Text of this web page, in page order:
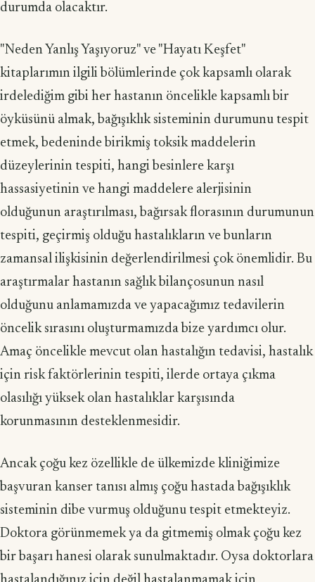
durumda olacaktır.
"Neden Yanlış Yaşıyoruz" ve "Hayatı Keşfet"
kitaplarımın ilgili bölümlerinde çok kapsamlı olarak
irdelediğim gibi her hastanın öncelikle kapsamlı bir
öyküsünü almak, bağışıklık sisteminin durumunu tespit
etmek, bedeninde birikmiş toksik maddelerin
düzeylerinin tespiti, hangi besinlere karşı
hassasiyetinin ve hangi maddelere alerjisinin
olduğunun araştırılması, bağırsak florasının durumunun
tespiti, geçirmiş olduğu hastalıkların ve bunların
zamansal ilişkisinin değerlendirilmesi çok önemlidir. Bu
araştırmalar hastanın sağlık bilançosunun nasıl
olduğunu anlamamızda ve yapacağımız tedavilerin
öncelik sırasını oluşturmamızda bize yardımcı olur.
Amaç öncelikle mevcut olan hastalığın tedavisi, hastalık
için risk faktörlerinin tespiti, ilerde ortaya çıkma
olasılığı yüksek olan hastalıklar karşısında
korunmasının desteklenmesidir.
Ancak çoğu kez özellikle de ülkemizde kliniğimize
başvuran kanser tanısı almış çoğu hastada bağışıklık
sisteminin dibe vurmuş olduğunu tespit etmekteyiz.
Doktora görünmemek ya da gitmemiş olmak çoğu kez
bir başarı hanesi olarak sunulmaktadır. Oysa doktorlara